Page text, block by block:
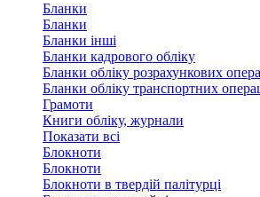
Бланки
Бланки
Бланки інші
Бланки кадрового обліку
Бланки обліку розрахункових
Бланки обліку транспортних
Грамоти
Книги обліку, журнали
Показати всі
Блокноти
Блокноти
Блокноти в твердій палітурці